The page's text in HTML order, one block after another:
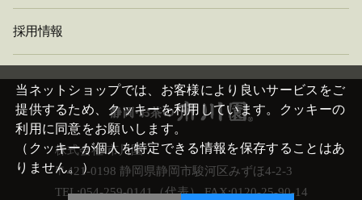
採用情報
株式会社 市川園
〒421-0198 静岡県静岡市駿河区みずほ4-2-3
TEL:054-259-0141（代表） FAX:0120-25-90-14
当ネットショップでは、お客様により良いサービスをご
提供するため、クッキーを利用しています。クッキーの
利用に同意をお願いします。
（クッキーが個人を特定できる情報を保存することはあ
りません。）
閉
じ
る